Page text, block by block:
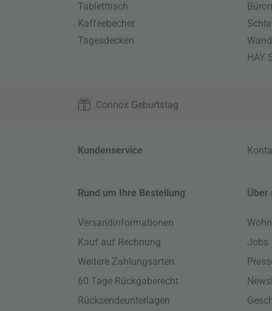
Tabletttisch
Kaffeebecher
Tagesdecken
HAY
Connox Geburtstag
Kundenservice
Rund um Ihre Bestellung
Versandinformationen
Kauf auf Rechnung
Weitere Zahlungsarten
60 Tage Rückgaberecht
Rücksendeunterlagen
Über
Jobs